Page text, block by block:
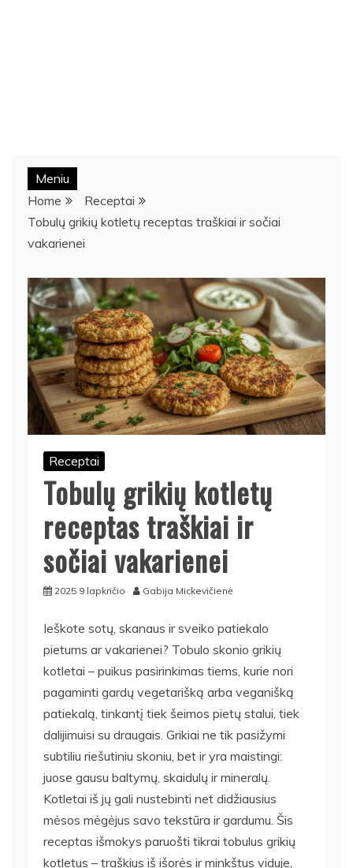
Meniu
Home
Receptai
Tobulų grikių kotletų receptas traškiai ir sočiai
vakarienei
Receptai
Tobulų grikių kotletų
receptas traškiai ir
sočiai vakarienei
2025 9 lapkričio Gabija Mickevičienė
Ieškote sotų, skanaus ir sveiko patiekalo
pietums ar vakarienei? Tobulo skonio grikių
kotletai – puikus pasirinkimas tiems, kurie nori
pagaminti gardų vegetarišką arba veganišką
patiekalą, tinkantį tiek šeimos pietų stalui, tiek
dalijimuisi su draugais. Grikiai ne tik pasižymi
subtiliu riešutiniu skoniu, bet ir yra maistingi:
juose gausu baltymų, skaidulų ir mineralų.
Kotletai iš jų gali nustebinti net didžiausius
mėsos mėgėjus savo tekstūra ir gardumu. Šis
receptas išmokys paruošti tikrai tobulus grikių
kotletus – traškius iš išorės ir minkštus viduje,